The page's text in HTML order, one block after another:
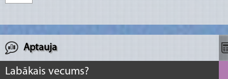
zīmes Miglinieku dzimtas mājas vietā.
daiļdārznieces Dainas Zvejsalnieces krāšņie
Aptauja
Labākais vecums?